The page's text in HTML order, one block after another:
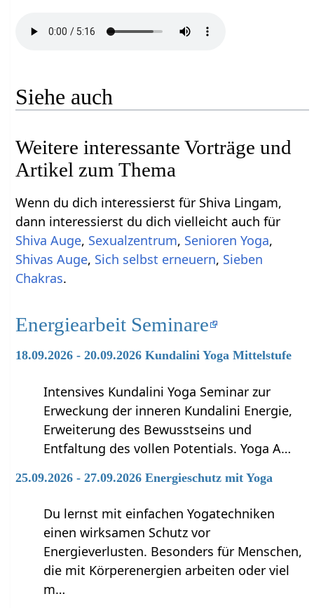
Siehe auch
Weitere interessante Vorträge und
Artikel zum Thema
Wenn du dich interessierst für Shiva Lingam,
dann interessierst du dich vielleicht auch für
Shiva Auge, Sexualzentrum, Senioren Yoga,
Shivas Auge, Sich selbst erneuern, Sieben
Chakras.
Energiearbeit Seminare
18.09.2026 - 20.09.2026 Kundalini Yoga Mittelstufe
Intensives Kundalini Yoga Seminar zur
Erweckung der inneren Kundalini Energie,
Erweiterung des Bewusstseins und
Entfaltung des vollen Potentials. Yoga A…
25.09.2026 - 27.09.2026 Energieschutz mit Yoga
Du lernst mit einfachen Yogatechniken
einen wirksamen Schutz vor
Energieverlusten. Besonders für Menschen,
die mit Körperenergien arbeiten oder viel
m…